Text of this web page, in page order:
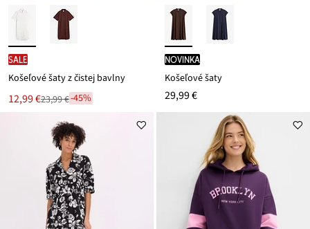
SALE
Košeľové šaty z čistej bavlny
Nová
cena
12,99 €
Zľava 23,99 €-45%
novinka
Košeľové šaty
29,99 €